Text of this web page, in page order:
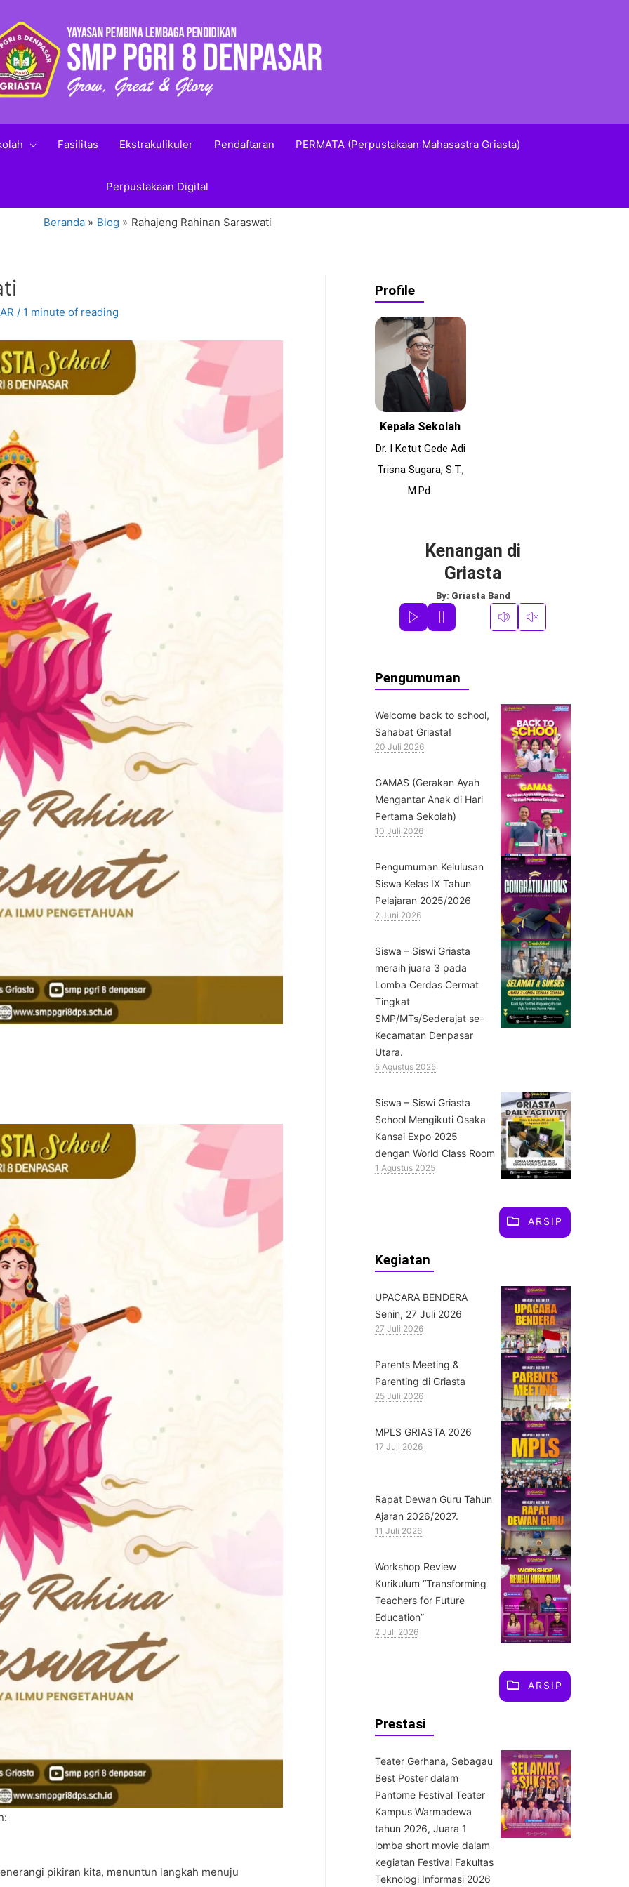
Fasilitas Ekstrakulikuler Pendaftaran PERMATA (Perpustakaan Mahasastra Griasta)
Perpustakaan Digital
Beranda Blog Rahajeng Rahinan Saraswati
/ 1 minute of reading
pikiran kita, menuntun langkah menuju
Profile
Kepala Sekolah
Dr. I Ketut Gede Adi
Trisna Sugara, S.T.,
M.Pd.
Kenangan di
Griasta
By: Griasta Band
Pengumuman
Welcome back to school,
Sahabat Griasta!
20 Juli 2026
GAMAS (Gerakan Ayah
Mengantar Anak di Hari
Pertama Sekolah)
10 Juli 2026
Pengumuman Kelulusan
Siswa Kelas IX Tahun
Pelajaran 2025/2026
2 Juni 2026
Siswa – Siswi Griasta
meraih juara 3 pada
Lomba Cerdas Cermat
Tingkat
SMP/MTs/Sederajat se-
Kecamatan Denpasar
Utara.
5 Agustus 2025
Siswa – Siswi Griasta
School Mengikuti Osaka
Kansai Expo 2025
dengan World Class Room
1 Agustus 2025
ARSIP
Kegiatan
UPACARA BENDERA
Senin, 27 Juli 2026
27 Juli 2026
Parents Meeting &
Parenting di Griasta
25 Juli 2026
MPLS GRIASTA 2026
17 Juli 2026
Rapat Dewan Guru Tahun
Ajaran 2026/2027.
11 Juli 2026
Workshop Review
Kurikulum “Transforming
Teachers for Future
Education”
2 Juli 2026
ARSIP
Prestasi
Teater Gerhana, Sebagau
Best Poster dalam
Pantome Festival Teater
Kampus Warmadewa
tahun 2026, Juara 1
lomba short movie dalam
kegiatan Festival Fakultas
Teknologi Informasi 2026